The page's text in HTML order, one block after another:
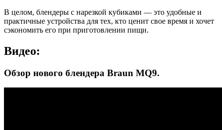
В целом, блендеры с нарезкой кубиками — это удобные и
практичные устройства для тех, кто ценит свое время и хочет
сэкономить его при приготовлении пищи.
Видео:
Обзор нового блендера Braun MQ9.